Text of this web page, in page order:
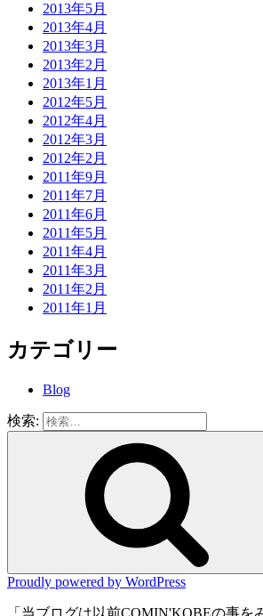
2013年5月
2013年4月
2013年3月
2013年2月
2013年1月
2012年5月
2012年4月
2012年3月
2012年2月
2011年9月
2011年7月
2011年6月
2011年5月
2011年4月
2011年3月
2011年2月
2011年1月
カテゴリー
Blog
検索:
Proudly powered by WordPress
「当ブログは以前COMIN'KOBEの事を